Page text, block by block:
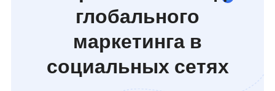
глобального
маркетинга в
социальных сетях